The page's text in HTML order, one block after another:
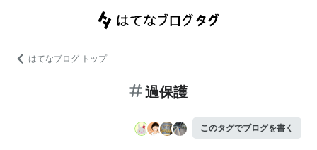
はてなブログ トップ
過保護
このタグでブログを書く